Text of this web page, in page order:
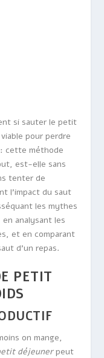
si sauter le petit
pour perdre
cette méthode
est-elle sans
tenter de
l’impact du saut
les mythes
analysant les
et en comparant
d’un repas.
PETIT
on mange,
déjeunerpeut